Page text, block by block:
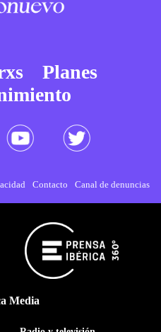
Planes
Contacto Canal de denuncias
Media